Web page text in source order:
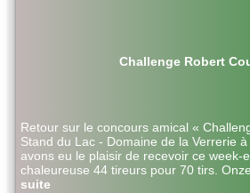
Challenge Robert
Retour sur le concours amical «
Stand du Lac - Domaine de la Verrerie
avons eu le plaisir de recevoir ce week-
chaleureuse 44 tireurs pour 70 tirs.
suite